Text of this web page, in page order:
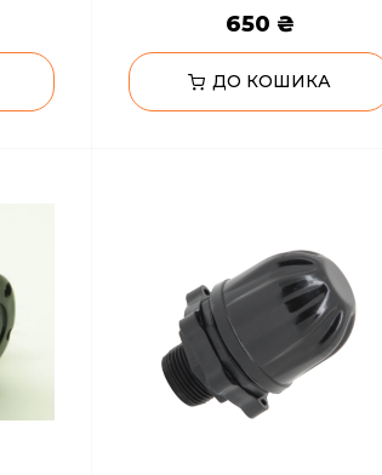
650 ₴
ДО КОШИКА